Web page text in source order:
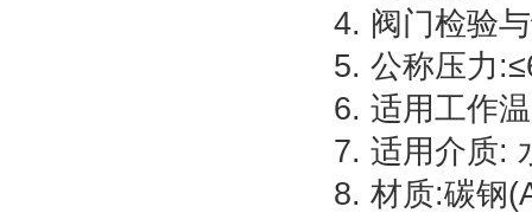
4. 阀门检验
5. 公称压力
6. 适用工作
7. 适用介质:
8. 材质:碳钢